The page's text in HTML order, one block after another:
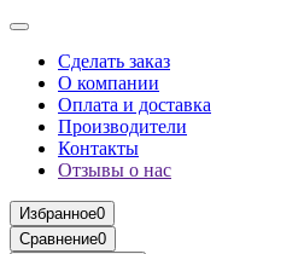
Сделать заказ
О компании
Оплата и доставка
Производители
Контакты
Отзывы о нас
Избранное0
Сравнение0